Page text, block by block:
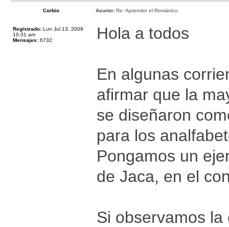
Corbio Asunto: Re: Aprender el Románico
Registrado: Lun Jul 13, 2009
10:31 am
Mensajes: 6732 Hola a todos
En algunas
afirmar que la
se diseñaron
para los
Pongamos un
de Jaca, en el
Si observamos